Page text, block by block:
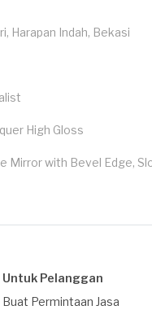
Harapan Indah, Bekasi
High Gloss
Mirror with Bevel Edge,
Untuk Pelanggan
Buat Permintaan Jasa